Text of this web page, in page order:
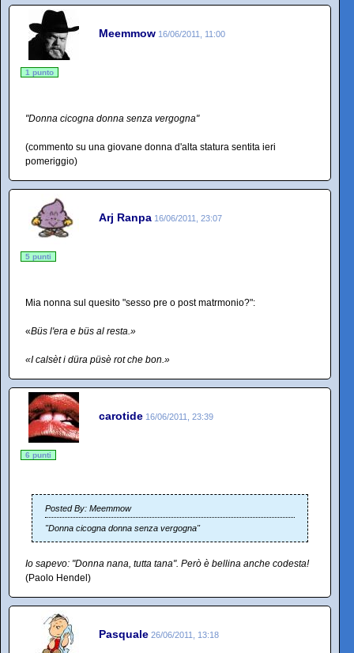
Meemmow 16/06/2011, 11:00
1 punto
"Donna cicogna donna senza vergogna"
(commento su una giovane donna d'alta statura sentita ieri
pomeriggio)
Arj Ranpa 16/06/2011, 23:07
5 punti
Mia nonna sul quesito "sesso pre o post matrmonio?":
«Büs l'era e büs al resta.»
«I calsèt i düra püsè rot che bon.»
carotide 16/06/2011, 23:39
6 punti
Posted By: Meemmow
"Donna cicogna donna senza vergogna"
Io sapevo: "Donna nana, tutta tana". Però è bellina anche codesta!
(Paolo Hendel)
Pasquale 26/06/2011, 13:18